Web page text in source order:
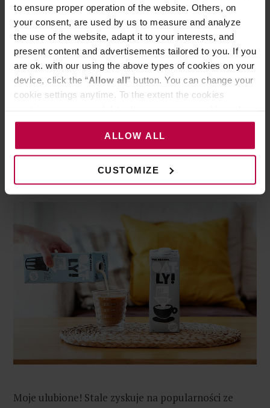
to ensure proper operation of the website. Others, on
your consent, are used by us to measure and analyze
the use of the website, adapt it to your interests, and
present content and advertisements tailored to you. If you
are ok. with our using the above types of cookies on your
device, click the “Allow all” button. You can change your
cookie settings anytime. To the extent the cookies
the controller’s (namely, ALL GOOD S.A., ul.
Mazowiecka 24I/U9, 78-100 Kołobrzeg) or third parties’
legitimate interests which are to ensure a high quality of
services provided via our website and marketing
activities of the controller and authorized entities. More
information about cookies and the personal data
ALLOW ALL
CUSTOMIZE
Jego tekstura charakteryzuje się grudkami, w
filiżance może się ścinać i rozdzielać. Jest to bardziej
prawdopodobne w przypadku kawy o odczynie
kwaśnym, ale może być również spowodowane dużą
różnicą temperatur między kawą a mlekiem. Jest to
moim zdaniem jeden z trudniejszych napojów do
Mleko owsiane
Moje ulubione! Stale zyskuje na popularności ze